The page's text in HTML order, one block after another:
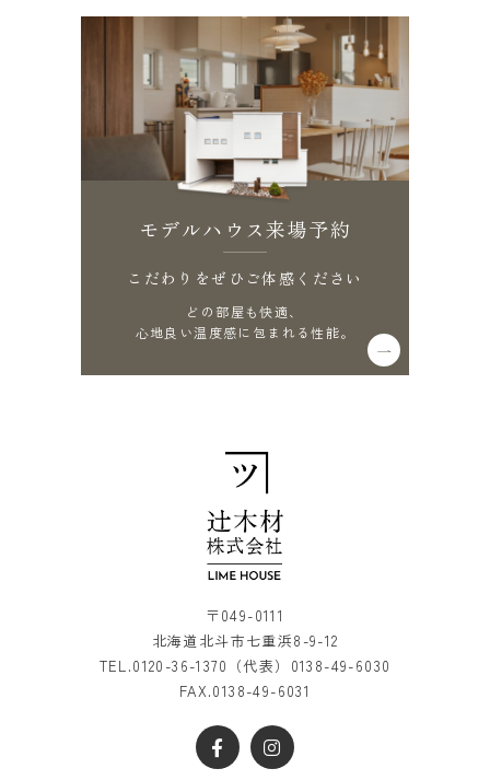
モデルハウス来場予約
こだわりをぜひご体感ください
どの部屋も快適、
心地良い温度感に包まれる性能。
〒049-0111
北海道北斗市七重浜8-9-12
TEL.0120-36-1370 （代表） 0138-49-6030
FAX.0138-49-6031